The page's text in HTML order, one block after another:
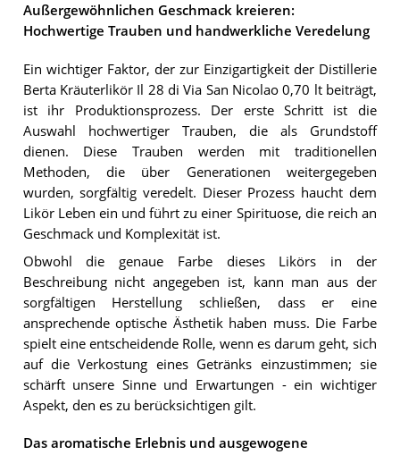
Außergewöhnlichen Geschmack kreieren:
Hochwertige Trauben und handwerkliche Veredelung
Ein wichtiger Faktor, der zur Einzigartigkeit der Distillerie
Berta Kräuterlikör Il 28 di Via San Nicolao 0,70 lt beiträgt,
ist ihr Produktionsprozess. Der erste Schritt ist die
Auswahl hochwertiger Trauben, die als Grundstoff
dienen. Diese Trauben werden mit traditionellen
Methoden, die über Generationen weitergegeben
wurden, sorgfältig veredelt. Dieser Prozess haucht dem
Likör Leben ein und führt zu einer Spirituose, die reich an
Geschmack und Komplexität ist.
Obwohl die genaue Farbe dieses Likörs in der
Beschreibung nicht angegeben ist, kann man aus der
sorgfältigen Herstellung schließen, dass er eine
ansprechende optische Ästhetik haben muss. Die Farbe
spielt eine entscheidende Rolle, wenn es darum geht, sich
auf die Verkostung eines Getränks einzustimmen; sie
schärft unsere Sinne und Erwartungen - ein wichtiger
Aspekt, den es zu berücksichtigen gilt.
Das aromatische Erlebnis und ausgewogene